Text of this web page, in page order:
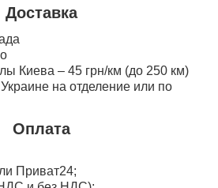
Доставка
Киева – 45 грн/км (до 250 км)
на отделение или по
Оплата
Приват24;